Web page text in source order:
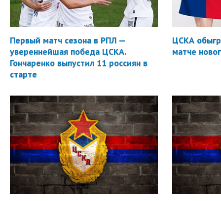
Первый матч сезона в РПЛ —
увереннейшая победа ЦСКА.
Гончаренко выпустил 11 россиян в
старте
ЦСКА
матче